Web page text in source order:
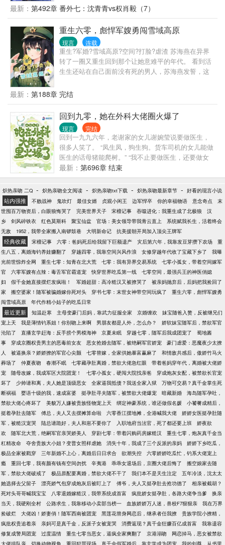
哥哥把她当成团宠。 家里还有个养女姐姐？ 改名沈娅
宁之后，难道是要在家里上演鸠占鹊巢，白莲花那一
套吗？ 可是她发现，养女姐姐好像不一样，对她很崇
拜？ 那怎么办呢，这么可爱的姐姐，身为妹妹的她当
然要宠着了。 只是白家知道她的真实身份之后，却舔
着脸要求她给赡养费？ 呵呵，既然这样，那就别怪本
小姐把你做的腌臜事都抖露出来了。 就在她美滋滋享
受新家生活的时候，突然上门了一个便宜未婚夫，说
圣手、古筝大师、服装设计鼻祖...... 谁知道便宜未婚
夫却搂腰轻言：“那宝宝养我好不好？” 沈娅宁红着脸
笑骂：“滚——”
最新： 第492章 番外七：沈青青vs权肖毅（7）
重生六零，彪悍军嫂勇闯雪域高原
现言 连载
重生?军婚?雪域高原?空间?打脸?虐渣 苏海燕在异界
转了一圈又重生回到那个让她意难平的年代。 看到活
生生还站在自己面前没有死的男人，苏海燕发誓，这
戍边垦荒，狼群里救人，边境线上生死时速，看彪悍
的军嫂在雪域高原如何把日子过的红红火火。
最新： 第188章 完结
回到九零，她在外科大佬圈火爆了
现言 完结
回到一九九六年，老谢家的女儿谢婉莹说要做医生，
很多人笑了。 “凤生凤，狗生狗。货车司机的女儿能做
医生的话母猪能爬树。” “我不止要做医生，还要做女
心胸外科医生。”谢婉莹说。 这句话更加激起了医生圈
里的千层浪。 当医生的亲戚疯狂讽刺她:“你知道医学
生的录取分数线有多高吗，你能考得上？” “国内真正
主刀的女心胸外科医生是零，你以为你是谁！” 一帮人
纷纷围嘲：“估计只能考上三流医学院，在小县城做个
卫生员，未来能嫁成什么样，可想而知。” 高考结束，
谢婉莹以全省理科状元成绩进入全国外科第一班，进
入首都圈顶流医院从实习生开始被外科主任们争抢。
“谢婉莹同学，到我们消化外吧。” “不，一定要到我们
泌尿外——” “小儿外科就缺谢婉莹同学这样的女医
生。” 亲戚圈朋友圈：…… 此时谢婉莹独立完成全国
最小年纪法洛四联症手术，代表国内心胸外科协会参
加国际医学论坛，发表全球第一例微创心脏瓣膜修复
术，是女性外科领域名副其实的第一刀！ 至于众人“担
忧”的她的婚嫁问题： 海归派师兄是首都圈里的抢手单
身汉，把qq头像换成了谢师妹。 年轻老总是个美帅
哥，天天跑来医院送花要送钻戒。 更别说一堆说亲的
早踏破了老谢家的大门……
最新： 第696章 结束
炽热亲吻 二Q - 炽热亲吻全文阅读 - 炽热亲吻txt下载 - 炽热亲吻最新章节 - 好看的现言小说
站内强推 不败战神 鬼吹灯 最佳女婿 贞观小闲王 边军悍卒 你的幸福物语 意念奇点
末
世囤百万物资后，白眼狼悔哭了
完美世界天子 宋檀记事 吞噬进化：我重生成了北极狼
汉
乡
剑风碎铁衣 红色莫斯科 聚宝仙盆 官场：美女领导带我青云直上
系统赋我长生，活着终会
无敌
1952，我带全家搬入南锣鼓巷 大明新命记 抗美援朝开局加入顶尖王牌军
经典收藏 宋檀记事 六零：爸妈死后给我留下巨额遗产 灾后第六年，我靠发豆芽攒下农场
重
生八五，离婚海钓养娃赚翻了
穿越四零，我靠空间兴风作浪 女修穿越年代收了宝藏下乡了
我曝
光前世惊炸全网
重生七零：知青在北大荒 七零：我有异界交易系统
七零小孤女，带着空间嫁军
官
六零军嫂有点辣：毒舌军官霸道宠 快穿世界吃瓜第一线
七零空间，最强兵王的神医俏媳
妇
假千金她直接摆烂发疯啦！ 军婚超甜：高冷糙汉又被撩哭了
被亲妈抛弃后，后妈把我捡回了
家
搬空婆家！随军被骗婚嫁你死对头 穿书七零：末世女神带空间玩疯了
重生六零，彪悍军嫂勇
闯雪域高原
年代作精小姑子的吃瓜日常
最近更新 知温赴寒 主母变豪门后妈，靠武力征服全家 京婚缠欢
妹宝随爸入赘，反被继兄们
宠上天
我是薄情钓系姐！你别吻上来啊 男朋友都是人外，怎么办？
娇软妹宝随军后，禁欲军官
沦陷了
直播玄学赶海：反手捞个男模海神 京夏未眠 穿越七零，随军后我成团宠了
蜀地酱
事
穿成京圈权贵男主的恶毒前女友 恶女抢婚去随军，被绝嗣军官娇宠
豪门虐爱：恶魔夜少太撩
人
被逼换亲？娇娇撩的军官心尖颤 七零替嫁，全家供她暴富赢麻了
和情敌共感后，傲娇竹马火
葬场了
仲夏夜吻 春潮不眠 七零藏孕肚离婚，禁欲大佬急红眼
带着爸妈穿年代，离婚被大佬娇
宠
随母改嫁，我成军区大院团宠！ 七零小孤女，硬闯大院找亲爸
穿成炮灰女配，被禁欲长官宠
坏了
少帅请和离，夫人她是顶级恶女 全家逼我抵债？我送全家入狱
万物可交易？真千金掌生死
断祸福
婴语十级的我，速成富婆 挺孕肚寻夫随军，被禁欲大佬爆宠 暗藏新婚
海岛随军孕吐，
禁欲大佬心疼坏了
美貌万人嫌被贵族怪物宠上天 绑定神豪系统，谁还做假名媛
小饕餮成精后，
挺着孕肚去随军
傅总，夫人又去摆摊算命啦 六零香江摆地摊，全港喊我大佬
娇娇女医挺孕肚随
军，被糙汉宠哭
陆总请跪好，夫人和崽不要你了 入职地府当法官，死了都还要上班
娇夜欲
欢
随军北大荒，绝嗣军官亲哭娇美人 穿剧七零：带着闪购药房嫁糙汉
重生七零，炮灰真千金当
杠精改命
夺舍贵族大小姐？变普女照样虐她 消失十年，我成了三个反派的亲妈
娇娇下乡吃瓜，
极品全家被戳穿
三年新婚不上心，离婚后日日求合 欲潮失控
六零娇娇吃瓜忙，钓系大佬宠上
瘾
重回七零，我有颜有钱有空间勿扰 辛夷港 乖乖女退场后，京圈大佬后悔了
搬空娘家去随
军，禁欲大佬破戒了
极品原配要离婚，禁欲大佬不干了 我们本不是天生注定
五年冷淡，沈太太
她选择去父留子
漂亮娇气包穿成炮灰后被盯上了 傅爷，夫人又挺孕肚去抢功德了
相亲被截胡？
死对头哥哥喊我宝宝
八零退婚嫁糙汉，我带系统成首富 疯批娇女挺孕肚，各路大佬争当爹
换亲
当天，我硬刚全村
公路求生，我靠移动小卖部当榜一 血族娇娇万人迷，兽校F7狠狠亲
我在万界
捡破烂
大佬凶！娇妻俏！随军西南被团宠 黑莲花替身网恋后，继承者任我撩
贵族学院小撩精，
疯批权贵追着亲
亲妈可是真千金，反派子女被宠哭 消费返现？真千金狂赚百亿成首富
我靠遗容
修复成警局团宠
过度温情 重生七零当恶女，逼疯全家爽翻了 京港溺吻
网恋掉马，恶女被禁欲
大佬排队亲
切换动物视角，重回犯罪现场 真千金假军婚后，靠玄学成为团宠 我的剑尊，从书里